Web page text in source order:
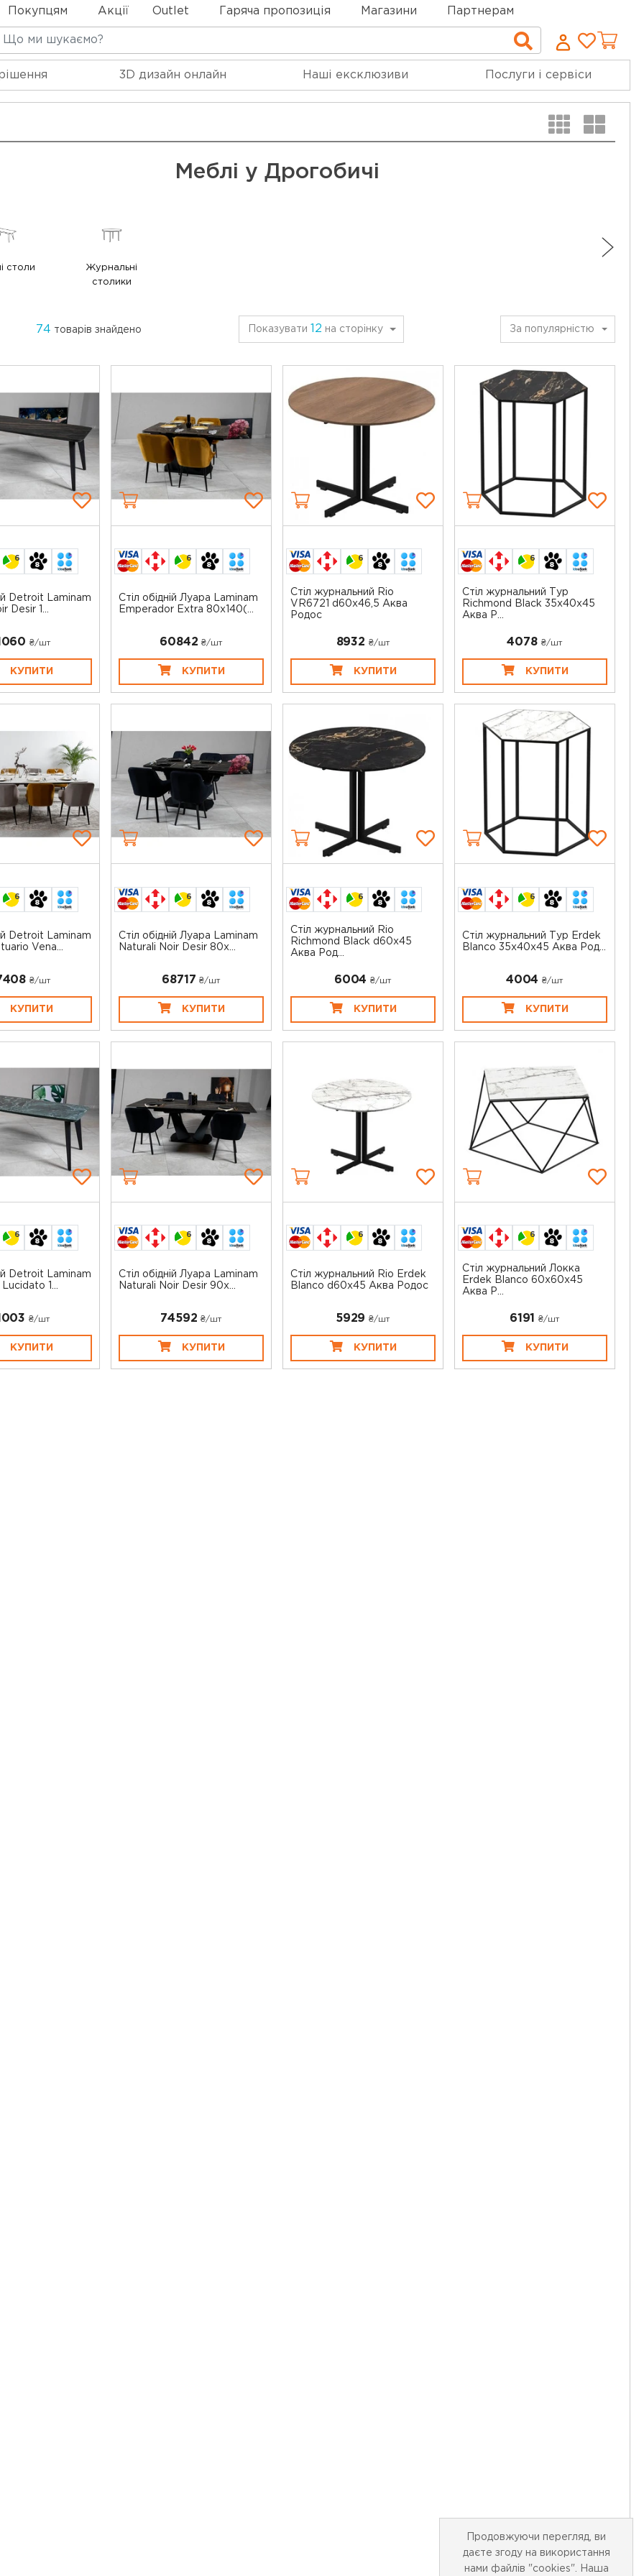
Покупцям Акції Outlet Гаряча пропозиція Магазини Партнерам
Пошук
3D дизайн онлайн Наші ексклюзиви Послуги і сервіси
Меблі у Дрогобичі
столи
Журнальні
столики
74 товарів знайдено Показувати 12 на сторінку За популярністю
6
Detroit Laminam
Desir 1...
₴/шт
КУПИТИ
6
Стіл обідній Луара Laminam
Emperador Extra 80х140(...
60842 ₴/шт
КУПИТИ
6
Стіл журнальний Rio
VR6721 d60x46,5 Аква
Родос
8932 ₴/шт
КУПИТИ
6
Стіл журнальний Тур
Richmond Black 35х40х45
Аква Р...
4078 ₴/шт
КУПИТИ
6
Detroit Laminam
Vena...
₴/шт
КУПИТИ
6
Стіл обідній Луара Laminam
Naturali Noir Desir 80х...
68717 ₴/шт
КУПИТИ
6
Стіл журнальний Rio
Richmond Black d60x45
Аква Род...
6004 ₴/шт
КУПИТИ
6
Стіл журнальний Тур Erdek
Blanco 35х40х45 Аква Род...
4004 ₴/шт
КУПИТИ
6
Detroit Laminam
1...
₴/шт
КУПИТИ
6
Стіл обідній Луара Laminam
Naturali Noir Desir 90х...
74592 ₴/шт
КУПИТИ
6
Стіл журнальний Rio Erdek
Blanco d60x45 Аква Родос
5929 ₴/шт
КУПИТИ
6
Стіл журнальний Локка
Erdek Blanco 60х60х45
Аква Р...
6191 ₴/шт
КУПИТИ
Продовжуючи перегляд, ви
даєте згоду на використання
нами файлів "cookies". Наша